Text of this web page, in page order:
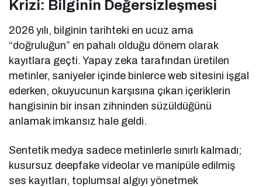
Krizi: Bilginin Değersizleşmesi
2026 yılı, bilginin tarihteki en ucuz ama
“doğruluğun” en pahalı olduğu dönem olarak
kayıtlara geçti. Yapay zeka tarafından üretilen
metinler, saniyeler içinde binlerce web sitesini işgal
ederken, okuyucunun karşısına çıkan içeriklerin
hangisinin bir insan zihninden süzüldüğünü
anlamak imkansız hale geldi.
Sentetik medya sadece metinlerle sınırlı kalmadı;
kusursuz deepfake videolar ve manipüle edilmiş
ses kayıtları, toplumsal algıyı yönetmek